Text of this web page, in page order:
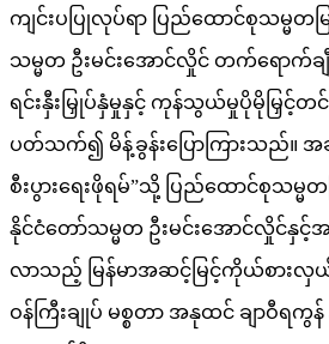
ကျင်းပပြုလုပ်ရာ ပြည်ထောင်စုသမ္မတမ
သမ္မတ ဦးမင်းအောင်လှိုင် တက်ရောက်ချီး
ရင်းနှီးမြှုပ်နှံမှုနှင့် ကုန်သွယ်မှုပိုမိုမြှင့်တင်
ပတ်သက်၍ မိန့်ခွန်းပြောကြားသည်။ အဆို
စီးပွားရေးဖိုရမ်”သို့ ပြည်ထောင်စုသမ္မတ
နိုင်ငံတော်သမ္မတ ဦးမင်းအောင်လှိုင်နှ
လာသည့် မြန်မာအဆင့်မြင့်ကိုယ်စားလှယ်
ဝန်ကြီးချုပ် မစ္စတာ အနုထင် ချာဝီရကွ